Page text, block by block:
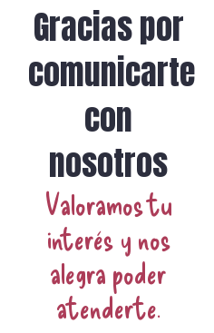
Gracias por
comunicarte
con
nosotros
Valoramos tu
interés y nos
alegra poder
atenderte.